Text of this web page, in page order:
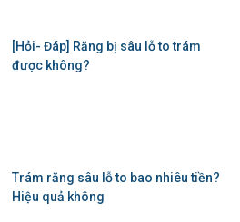
[Hỏi- Đáp] Răng bị sâu lỗ to trám
được không?
Trám răng sâu lỗ to bao nhiêu tiền?
Hiệu quả không